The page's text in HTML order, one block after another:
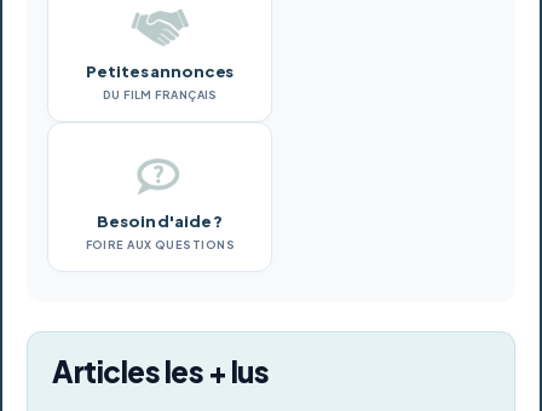
Petites annonces
DU FILM FRANÇAIS
Besoin d'aide ?
FOIRE AUX QUESTIONS
Articles les + lus